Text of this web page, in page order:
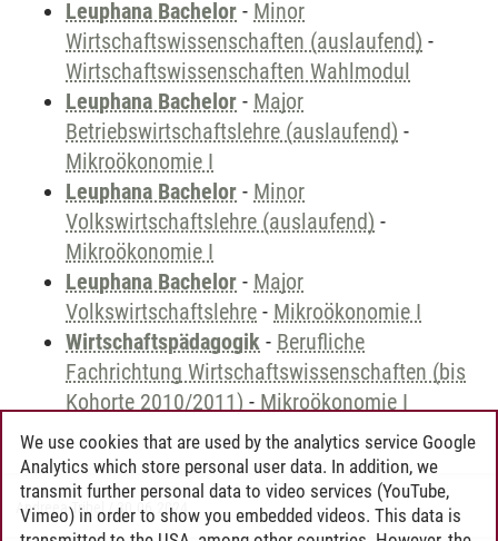
Leuphana Bachelor - Minor
Wirtschaftswissenschaften (auslaufend) -
Wirtschaftswissenschaften Wahlmodul
Leuphana Bachelor - Major
Betriebswirtschaftslehre (auslaufend) -
Mikroökonomie I
Leuphana Bachelor - Minor
Volkswirtschaftslehre (auslaufend) -
Mikroökonomie I
Leuphana Bachelor - Major
Volkswirtschaftslehre - Mikroökonomie I
Wirtschaftspädagogik - Berufliche
Fachrichtung Wirtschaftswissenschaften (bis
Kohorte 2010/2011) - Mikroökonomie I
Andreea Tribel 30.06.2024
We use cookies that are used by the analytics service Google
Analytics which store personal user data. In addition, we
transmit further personal data to video services (YouTube,
Vimeo) in order to show you embedded videos. This data is